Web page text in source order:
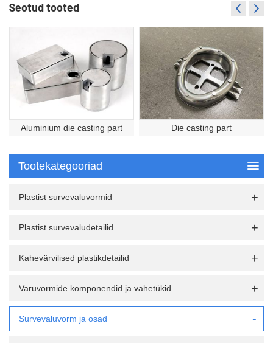
Seotud tooted
Aluminium die casting part Die casting part
Tootekategooriad
Plastist survevaluvormid
Plastist survevaludetailid
Kahevärvilised plastikdetailid
Varuvormide komponendid ja vahetükid
Survevaluvorm ja osad